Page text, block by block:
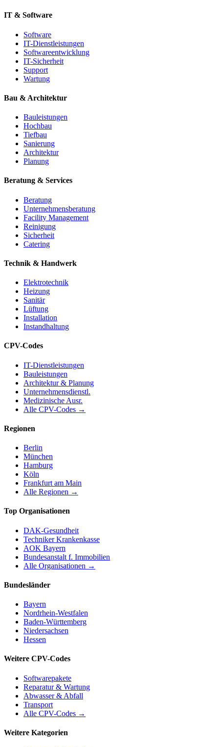
IT & Software
Software
IT-Dienstleistungen
Softwareentwicklung
IT-Sicherheit
Support
Wartung
Bau & Architektur
Bauleistungen
Hochbau
Tiefbau
Sanierung
Architektur
Planung
Beratung & Services
Beratung
Unternehmensberatung
Facility Management
Reinigung
Sicherheit
Catering
Technik & Handwerk
Elektrotechnik
Heizung
Sanitär
Lüftung
Installation
Instandhaltung
CPV-Codes
IT-Dienstleistungen
Bauleistungen
Architektur & Planung
Unternehmensdienstl.
Medizinische Ausr.
Alle CPV-Codes →
Regionen
Berlin
München
Hamburg
Köln
Frankfurt am Main
Alle Regionen →
Top Organisationen
DAK-Gesundheit
Techniker Krankenkasse
AOK Bayern
Bundesanstalt f. Immobilien
Alle Organisationen →
Bundesländer
Bayern
Nordrhein-Westfalen
Baden-Württemberg
Niedersachsen
Hessen
Weitere CPV-Codes
Softwarepakete
Reparatur & Wartung
Abwasser & Abfall
Transport
Alle CPV-Codes →
Weitere Kategorien